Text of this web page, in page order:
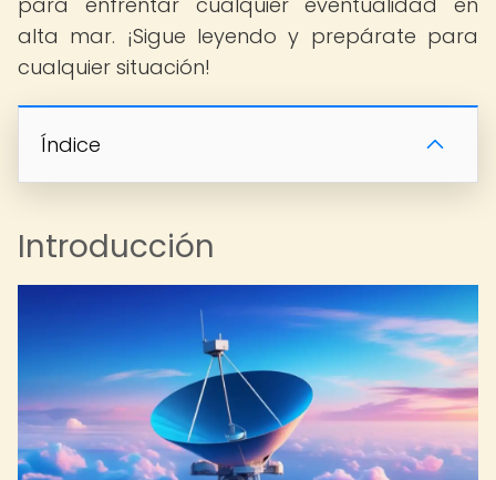
alta mar. ¡Sigue leyendo y prepárate para
cualquier situación!
Índice
Introducción